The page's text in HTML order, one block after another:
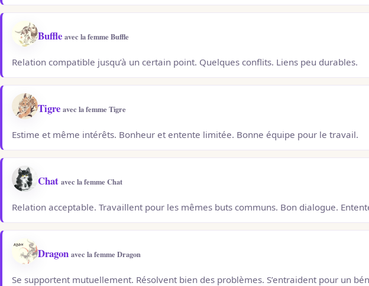
Buffle avec la femme Buffle
Relation compatible jusqu’à un certain point. Quelques conflits. Liens peu durables.
Tigre avec la femme Tigre
Estime et même intérêts. Bonheur et entente limitée. Bonne équipe pour le travail.
Chat avec la femme Chat
Relation acceptable. Travaillent pour les mêmes buts communs. Bon dialogue.
Dragon avec la femme Dragon
Se supportent mutuellement. Résolvent bien des problèmes. S’entraident pour un